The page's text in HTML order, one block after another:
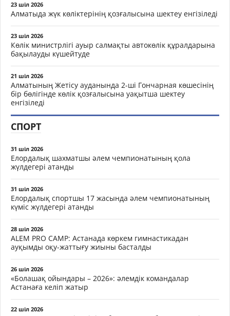
23 шіл 2026
Алматыда жүк көліктерінің қозғалысына шектеу енгізіледі
23 шіл 2026
Көлік министрлігі ауыр салмақты автокөлік құралдарына
бақылауды күшейтуде
21 шіл 2026
Алматының Жетісу ауданында 2-ші Гончарная көшесінің
бір бөлігінде көлік қозғалысына уақытша шектеу
енгізіледі
СПОРТ
31 шіл 2026
Елордалық шахматшы әлем чемпионатының қола
жүлдегері атанды
31 шіл 2026
Елордалық спортшы 17 жасында әлем чемпионатының
күміс жүлдегері атанды
28 шіл 2026
ALEM PRO CAMP: Астанада көркем гимнастикадан
ауқымды оқу-жаттығу жиыны басталды
26 шіл 2026
«Болашақ ойындары – 2026»: әлемдік командалар
Астанаға келіп жатыр
22 шіл 2026